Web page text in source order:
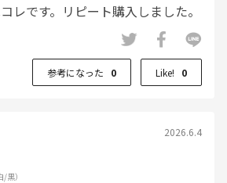
レです。リピート購入しました。
参考になった 0 Like! 0
2026.6.4
黒）